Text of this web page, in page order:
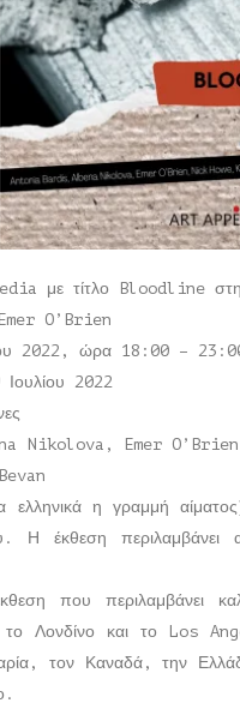
με τίτλο Bloodline
O’Brien
2022, ώρα 18:00 –
Ιουλίου 2022
Nikolova, Emer
η γραμμή
Η έκθεση περιλαμβάνει
που περιλαμβάνει
Λονδίνο και το Los
τον Καναδά, την